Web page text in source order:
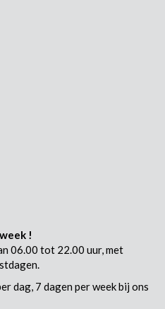
!
06.00 tot 22.00 uur, met
dag, 7 dagen per week bij ons